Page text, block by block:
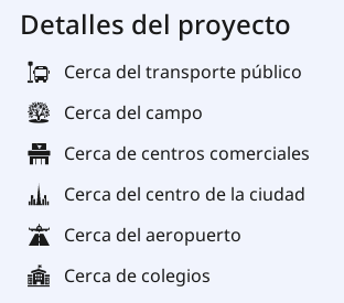
Detalles del proyecto
Cerca del transporte público
Cerca del campo
Cerca de centros comerciales
Cerca del centro de la ciudad
Cerca del aeropuerto
Cerca de colegios